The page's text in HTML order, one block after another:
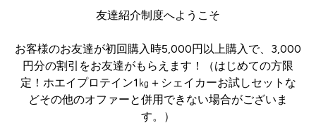
友達紹介制度へようこそ
お客様のお友達が初回購入時5,000円以上購入で、3,000
円分の割引をお友達がもらえます！（はじめての方限
定！ホエイプロテイン1㎏＋シェイカーお試しセットな
どその他のオファーと併用できない場合がございま
す。）